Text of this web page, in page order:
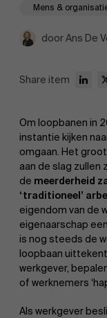
Mens &
door Ans De
Share item
Om loopbanen in
instantie kijken
omgaan. Het
aan de slag zullen
de meerderheid
‘traditioneel’
eigendom van de
eigenaarschap
is nog steeds de
loopbaan
werkgever,
of werknemers
Als werkgever